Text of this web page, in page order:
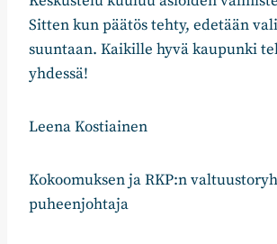
Sitten kun päätös tehty, edetään
suuntaan. Kaikille hyvä kaupunki
yhdessä!
Leena Kostiainen
Kokoomuksen ja RKP:n
puheenjohtaja